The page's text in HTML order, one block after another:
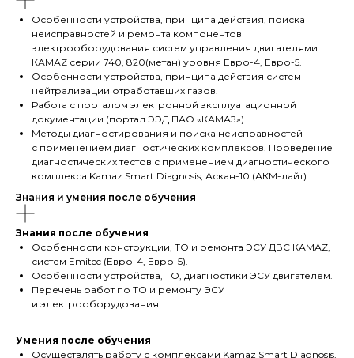
Особенности устройства, принципа действия, поиска
неисправностей и ремонта компонентов
электрооборудования систем управления двигателями
КАМАZ серии 740, 820(метан) уровня Евро-4, Евро-5.
Особенности устройства, принципа действия систем
нейтрализации отработавших газов.
Работа с порталом электронной эксплуатационной
документации (портал ЭЭД ПАО «КАМАЗ»).
Методы диагностирования и поиска неисправностей
с применением диагностических комплексов. Проведение
диагностических тестов с применением диагностического
комплекса Kamaz Smart Diagnosis, Аскан-10 (АКМ-лайт).
Знания и умения после обучения
Знания после обучения
Особенности конструкции, ТО и ремонта ЭСУ ДВС КАМАZ,
систем Emitec (Евро-4, Евро-5).
Особенности устройства, ТО, диагностики ЭСУ двигателем.
Перечень работ по ТО и ремонту ЭСУ
и электрооборудования.
Умения после обучения
Осуществлять работу с комплексами Kamaz Smart Diagnosis,